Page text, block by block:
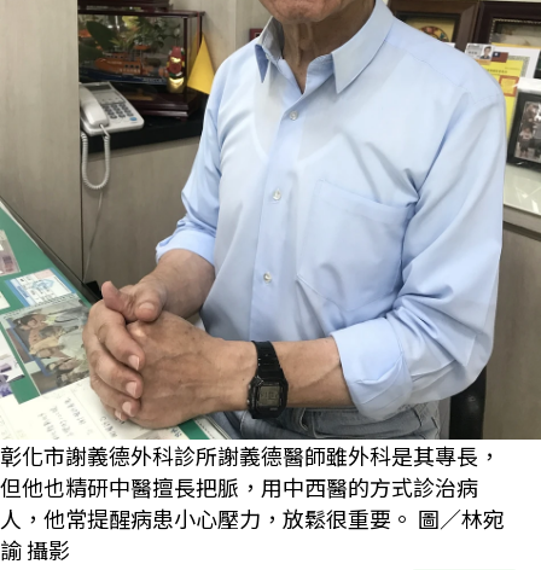
彰化市謝義德外科診所謝義德醫師雖外科是其專長，
但他也精研中醫擅長把脈，用中西醫的方式診治病
人，他常提醒病患小心壓力，放鬆很重要。 圖／林宛
諭 攝影